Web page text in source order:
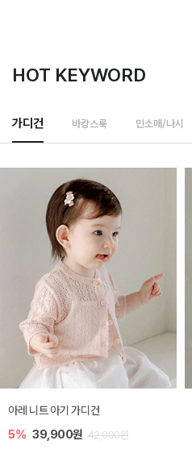
HOT KEYWORD
가디건 바캉스룩 민소매/나시
[SIZE ~6Y] 로메이 라운지 셋업
10% 23,400원 26,000원